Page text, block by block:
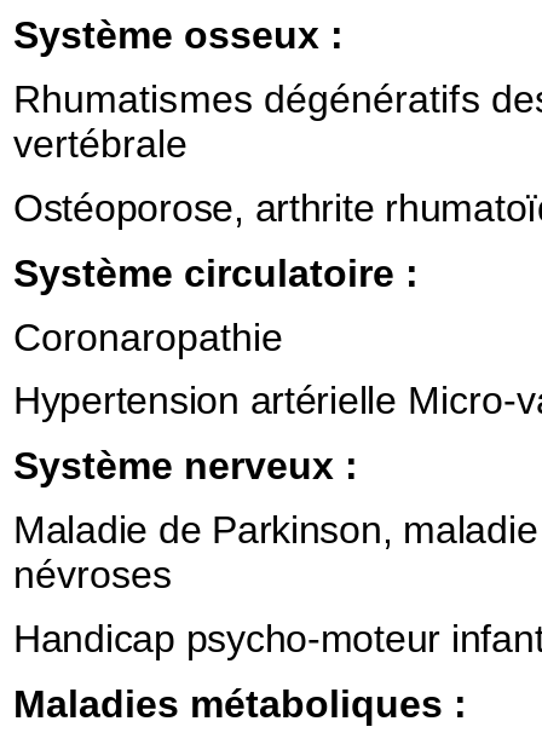
Système osseux :
Rhumatismes dégénératifs
vertébrale
Ostéoporose, arthrite
Système circulatoire :
Coronaropathie
Hypertension artérielle Micro-
Système nerveux :
Maladie de Parkinson,
névroses
Handicap psycho-moteur
Maladies métaboliques :